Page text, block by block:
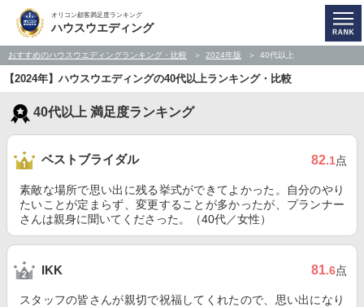
オリコン顧客満足度ランキング
ハウスウエディング
おすすめのハウスウエディングランキング・比較 2024年版 40代以上
【2024年】ハウスウエディングの40代以上ランキング・比較
40代以上 満足度ランキング
ベストブライダル 82.1点
素敵な場所で思い出に残る挙式ができてよかった。自分のやり
たいことが定まらず、変更することが多かったが、プランナー
さんは親身に聞いてくださった。（40代／女性）
IKK 81.6点
スタッフの皆さんが親切で祝福してくれたので、思い出になり